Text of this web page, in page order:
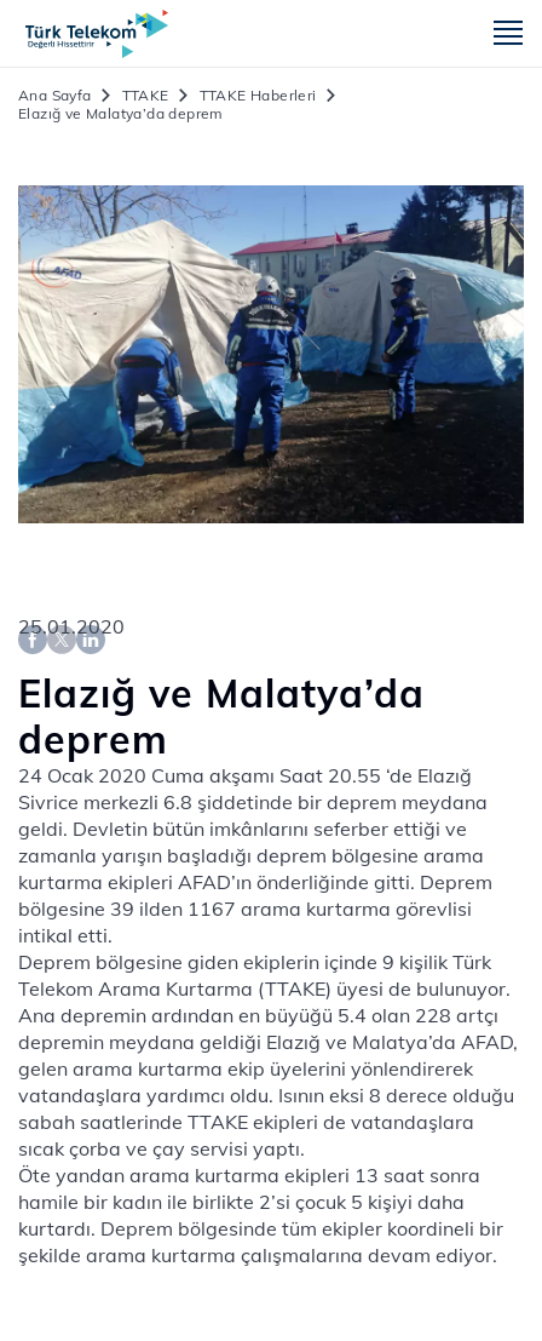
Ana Sayfa TTAKE
TTAKE Haberleri
Elazığ ve Malatya’da deprem
25.01.2020
Elazığ ve Malatya’da
deprem
24 Ocak 2020 Cuma akşamı Saat 20.55 ‘de Elazığ
Sivrice merkezli 6.8 şiddetinde bir deprem meydana
geldi. Devletin bütün imkânlarını seferber ettiği ve
zamanla yarışın başladığı deprem bölgesine arama
kurtarma ekipleri AFAD’ın önderliğinde gitti. Deprem
bölgesine 39 ilden 1167 arama kurtarma görevlisi
intikal etti.
Deprem bölgesine giden ekiplerin içinde 9 kişilik Türk
Telekom Arama Kurtarma (TTAKE) üyesi de bulunuyor.
Ana depremin ardından en büyüğü 5.4 olan 228 artçı
depremin meydana geldiği Elazığ ve Malatya’da AFAD,
gelen arama kurtarma ekip üyelerini yönlendirerek
vatandaşlara yardımcı oldu. Isının eksi 8 derece olduğu
sabah saatlerinde TTAKE ekipleri de vatandaşlara
sıcak çorba ve çay servisi yaptı.
Öte yandan arama kurtarma ekipleri 13 saat sonra
hamile bir kadın ile birlikte 2’si çocuk 5 kişiyi daha
kurtardı. Deprem bölgesinde tüm ekipler koordineli bir
şekilde arama kurtarma çalışmalarına devam ediyor.